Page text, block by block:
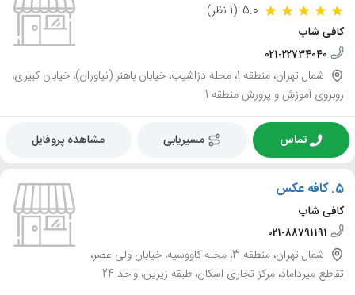
5.0 (1 نظر)
کافی شاپ
021-22734040
شمال تهران، منطقه 1، محله دزاشیب، خیابان باهنر (نیاوران)، خیابان کبیری،
روبروی آموزش و پرورش منطقه 1
تماس مسیریابی مشاهده پروفایل
5. کافه عکس
کافی شاپ
021-88791191
شمال تهران، منطقه 3، محله کاووسیه، خیابان ولی عصر،
تقاطع میرداماد، مرکز تجاری اسکان، طبقه زیرین، واحد 24